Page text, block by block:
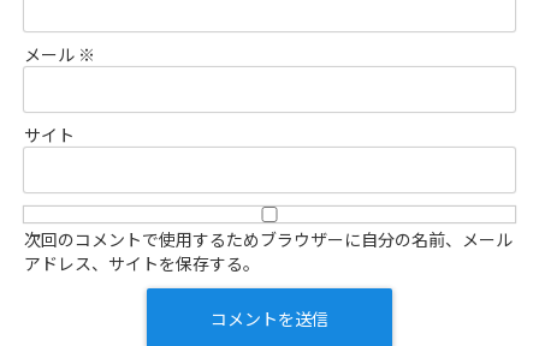
メール ※
サイト
次回のコメントで使用するためブラウザーに自分の名前、メール
アドレス、サイトを保存する。